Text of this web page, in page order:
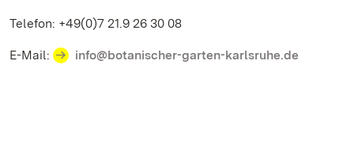
Telefon: +49(0)7 21.9 26 30 08
E-Mail: info@botanischer-garten-karlsruhe.de